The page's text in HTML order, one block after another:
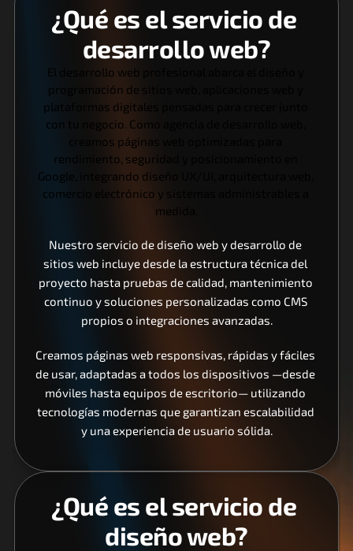
¿Qué es el servicio de
desarrollo web?
El desarrollo web profesional abarca el diseño y
programación de sitios web, aplicaciones web y
plataformas digitales pensadas para crecer junto
con tu negocio. Como agencia de desarrollo web,
creamos páginas web optimizadas para
rendimiento, seguridad y posicionamiento en
Google, integrando diseño UX/UI, arquitectura web,
comercio electrónico y sistemas administrables a
medida.
Nuestro servicio de diseño web y desarrollo de
sitios web incluye desde la estructura técnica del
proyecto hasta pruebas de calidad, mantenimiento
continuo y soluciones personalizadas como CMS
propios o integraciones avanzadas.
Creamos páginas web responsivas, rápidas y fáciles
de usar, adaptadas a todos los dispositivos —desde
móviles hasta equipos de escritorio— utilizando
tecnologías modernas que garantizan escalabilidad
y una experiencia de usuario sólida.
¿Qué es el servicio de
diseño web?